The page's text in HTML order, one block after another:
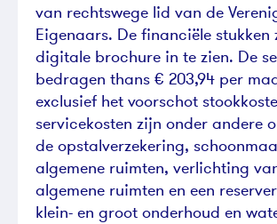
van rechtswege lid van de
Eigenaars. De financiële stukken
digitale brochure in te zien. De
bedragen thans € 203,94 per
exclusief het voorschot
servicekosten zijn onder andere
de opstalverzekering,
algemene ruimten, verlichting
algemene ruimten en een
klein- en groot onderhoud en